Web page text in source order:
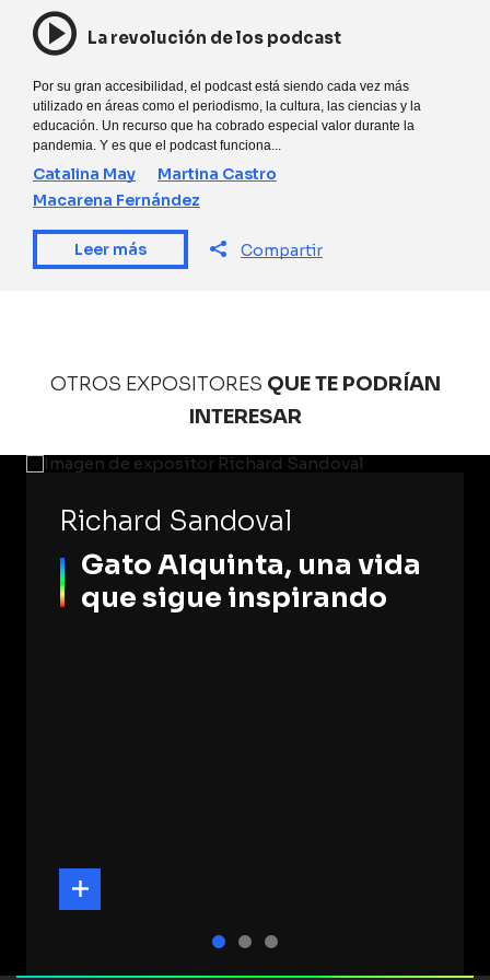
La revolución de los podcast
Por su gran accesibilidad, el podcast está siendo cada vez más
utilizado en áreas como el periodismo, la cultura, las ciencias y la
educación. Un recurso que ha cobrado especial valor durante la
pandemia. Y es que el podcast funciona...
Catalina May
Martina Castro
Macarena Fernández
Leer más Compartir
OTROS EXPOSITORES QUE TE PODRÍAN
INTERESAR
Richard Sandoval
Gato Alquinta, una vida
que sigue inspirando